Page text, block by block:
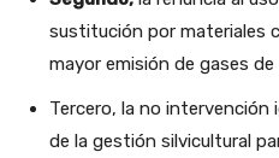
sustitución por materiales
mayor emisión de gases
Tercero, la no intervención
de la gestión silvicultural